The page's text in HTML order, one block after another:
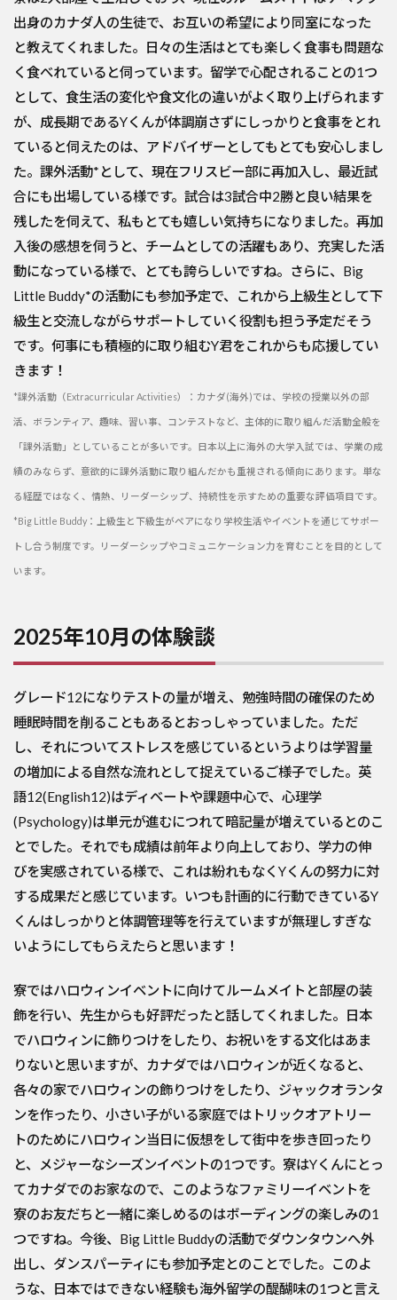
出身のカナダ人の生徒で、お互いの希望により同室になった
と教えてくれました。日々の生活はとても楽しく食事も問題な
く食べれていると伺っています。留学で心配されることの1つ
として、食生活の変化や食文化の違いがよく取り上げられます
が、成長期であるYくんが体調崩さずにしっかりと食事をとれ
ていると伺えたのは、アドバイザーとしてもとても安心しまし
た。課外活動*として、現在フリスビー部に再加入し、最近試
合にも出場している様です。試合は3試合中2勝と良い結果を
残したを伺えて、私もとても嬉しい気持ちになりました。再加
入後の感想を伺うと、チームとしての活躍もあり、充実した活
動になっている様で、とても誇らしいですね。さらに、Big
Little Buddy*の活動にも参加予定で、これから上級生として下
級生と交流しながらサポートしていく役割も担う予定だそう
です。何事にも積極的に取り組むY君をこれからも応援してい
きます！
*課外活動（Extracurricular Activities）：カナダ(海外)では、学校の授業以外の部
活、ボランティア、趣味、習い事、コンテストなど、主体的に取り組んだ活動全般を
「課外活動」としていることが多いです。日本以上に海外の大学入試では、学業の成
績のみならず、意欲的に課外活動に取り組んだかも重視される傾向にあります。単な
る経歴ではなく、情熱、リーダーシップ、持続性を示すための重要な評価項目です。
*Big Little Buddy：上級生と下級生がペアになり学校生活やイベントを通じてサポー
トし合う制度です。リーダーシップやコミュニケーション力を育むことを目的として
います。
2025年10月の体験談
グレード12になりテストの量が増え、勉強時間の確保のため
睡眠時間を削ることもあるとおっしゃっていました。ただ
し、それについてストレスを感じているというよりは学習量
の増加による自然な流れとして捉えているご様子でした。英
語12(English12)はディベートや課題中心で、心理学
(Psychology)は単元が進むにつれて暗記量が増えているとのこ
とでした。それでも成績は前年より向上しており、学力の伸
びを実感されている様で、これは紛れもなくYくんの努力に対
する成果だと感じています。いつも計画的に行動できているY
くんはしっかりと体調管理等を行えていますが無理しすぎな
いようにしてもらえたらと思います！
寮ではハロウィンイベントに向けてルームメイトと部屋の装
飾を行い、先生からも好評だったと話してくれました。日本
でハロウィンに飾りつけをしたり、お祝いをする文化はあま
りないと思いますが、カナダではハロウィンが近くなると、
各々の家でハロウィンの飾りつけをしたり、ジャックオランタ
ンを作ったり、小さい子がいる家庭ではトリックオアトリー
トのためにハロウィン当日に仮想をして街中を歩き回ったり
と、メジャーなシーズンイベントの1つです。寮はYくんにとっ
てカナダでのお家なので、このようなファミリーイベントを
寮のお友だちと一緒に楽しめるのはボーディングの楽しみの1
つですね。今後、Big Little Buddyの活動でダウンタウンへ外
出し、ダンスパーティにも参加予定とのことでした。このよ
うな、日本ではできない経験も海外留学の醍醐味の1つと言え